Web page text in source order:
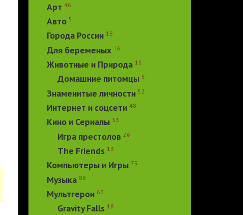
Арт 46
Авто 5
Города России 18
Для беременых 16
Животные и Природа 16
Домашние питомцы 6
Знаменитые личности 52
Интернет и соцсети 48
Кино и Сериалы 33
Игра престолов 26
The Friends 13
Компьютеры и Игры 79
Музыка 88
Мультгерои 63
Gravity Falls 18